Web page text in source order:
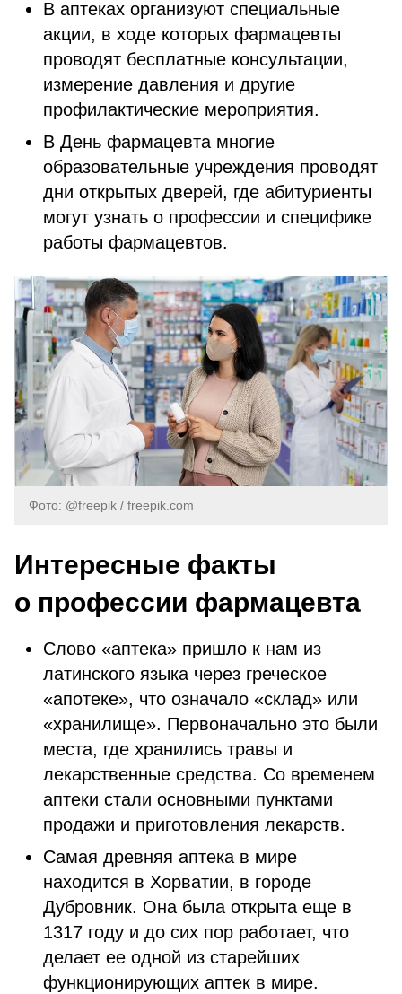
В аптеках организуют специальные
акции, в ходе которых фармацевты
проводят бесплатные консультации,
измерение давления и другие
профилактические мероприятия.
В День фармацевта многие
образовательные учреждения проводят
дни открытых дверей, где абитуриенты
могут узнать о профессии и специфике
работы фармацевтов.
Фото: @freepik / freepik.com
Интересные факты
о профессии фармацевта
Слово «аптека» пришло к нам из
латинского языка через греческое
«апотеке», что означало «склад» или
«хранилище». Первоначально это были
места, где хранились травы и
лекарственные средства. Со временем
аптеки стали основными пунктами
продажи и приготовления лекарств.
Самая древняя аптека в мире
находится в Хорватии, в городе
Дубровник. Она была открыта еще в
1317 году и до сих пор работает, что
делает ее одной из старейших
функционирующих аптек в мире.